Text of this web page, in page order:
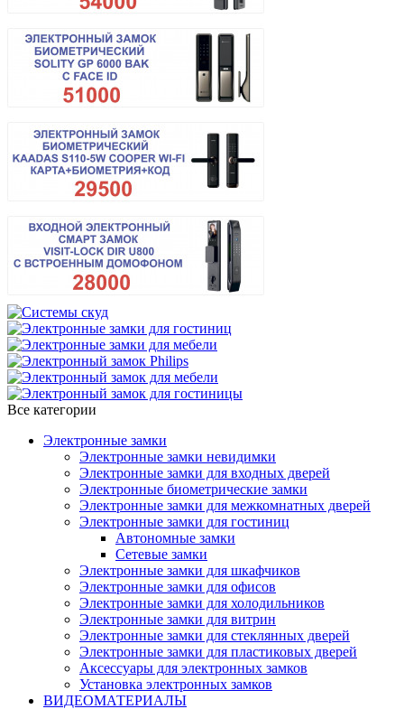
Все категории
Электронные замки
Электронные замки невидимки
Электронные замки для входных дверей
Электронные биометрические замки
Электронные замки для межкомнатных дверей
Электронные замки для гостиниц
Автономные замки
Сетевые замки
Электронные замки для шкафчиков
Электронные замки для офисов
Электронные замки для холодильников
Электронные замки для витрин
Электронные замки для стеклянных дверей
Электронные замки для пластиковых дверей
Аксессуары для электронных замков
Установка электронных замков
ВИДЕОМАТЕРИАЛЫ